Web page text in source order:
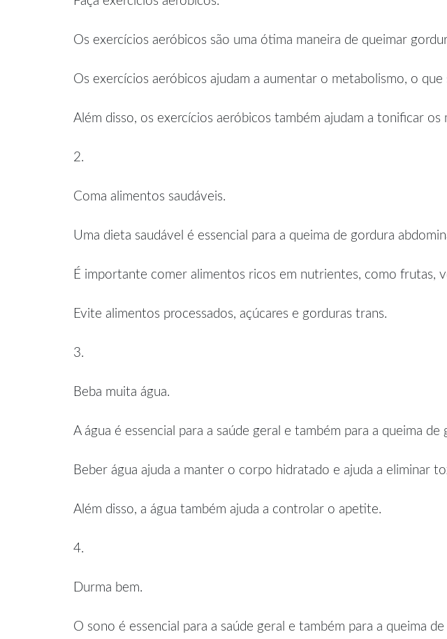
Os exercícios aeróbicos são uma ótima maneira de queimar
Os exercícios aeróbicos ajudam a aumentar o metabolismo, o
Além disso, os exercícios aeróbicos também ajudam a tonificar os
2.
Coma alimentos saudáveis.
Uma dieta saudável é essencial para a queima de gordura
É importante comer alimentos ricos em nutrientes, como frutas,
Evite alimentos processados, açúcares e gorduras trans.
3.
Beba muita água.
A água é essencial para a saúde geral e também para a queima de
Beber água ajuda a manter o corpo hidratado e ajuda a eliminar
Além disso, a água também ajuda a controlar o apetite.
4.
Durma bem.
O sono é essencial para a saúde geral e também para a queima